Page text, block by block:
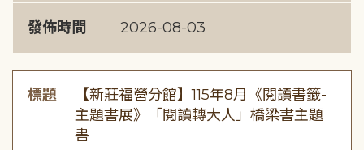
發佈時間 2026-08-03
標題
【新莊福營分館】115年8月《閱讀書籤-
主題書展》「閱讀轉大人」橋梁書主題
書